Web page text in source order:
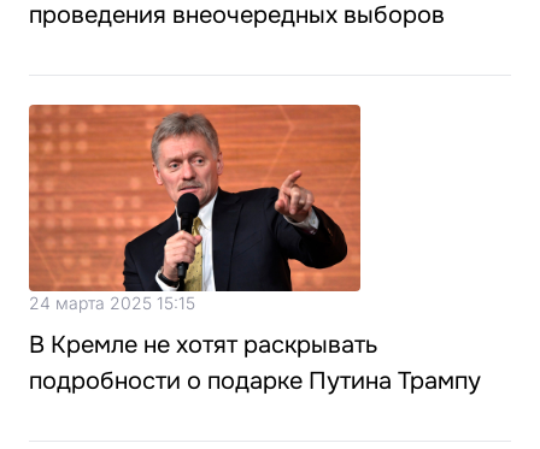
проведения внеочередных выборов
24 марта 2025 15:15
В Кремле не хотят раскрывать
подробности о подарке Путина Трампу